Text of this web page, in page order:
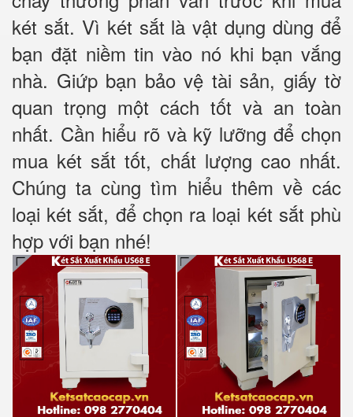
két sắt. Vì két sắt là vật dụng dùng để
bạn đặt niềm tin vào nó khi bạn vắng
nhà. Giứp bạn bảo vệ tài sản, giấy tờ
quan trọng một cách tốt và an toàn
nhất. Cần hiểu rõ và kỹ lưỡng để chọn
mua két sắt tốt, chất lượng cao nhất.
Chúng ta cùng tìm hiểu thêm về các
loại két sắt, để chọn ra loại két sắt phù
hợp với bạn nhé!